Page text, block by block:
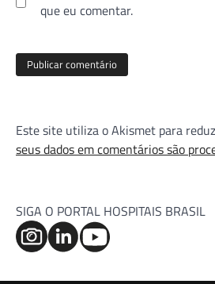
que eu comentar.
Este site utiliza o Akismet para
seus dados em comentários são
SIGA O PORTAL HOSPITAIS BRASIL